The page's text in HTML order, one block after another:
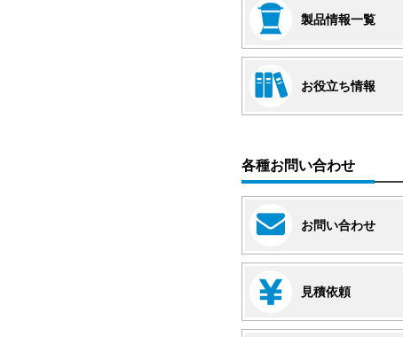
製品情報一覧
お役立ち情報
各種お問い合わせ
お問い合わせ
見積依頼